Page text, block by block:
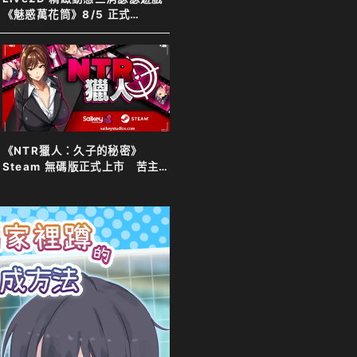
《魅惑萬花筒》8/5 正式
Steam 發售！
《NTR獵人：久子的秘密》
Steam 無碼版正式上市 苦主